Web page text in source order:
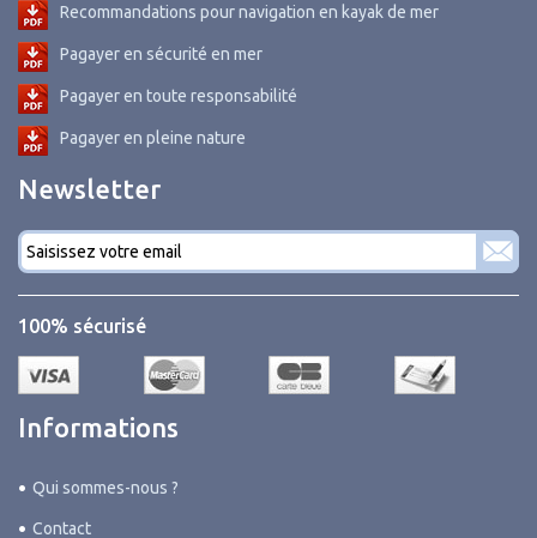
Recommandations pour navigation en kayak de mer
Pagayer en sécurité en mer
Pagayer en toute responsabilité
Pagayer en pleine nature
Newsletter
Courriel
*
100% sécurisé
Informations
Qui sommes-nous ?
Contact